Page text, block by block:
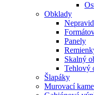
Obklady
Panely
Skalný
Tehlový
Šlapáky
Murovací